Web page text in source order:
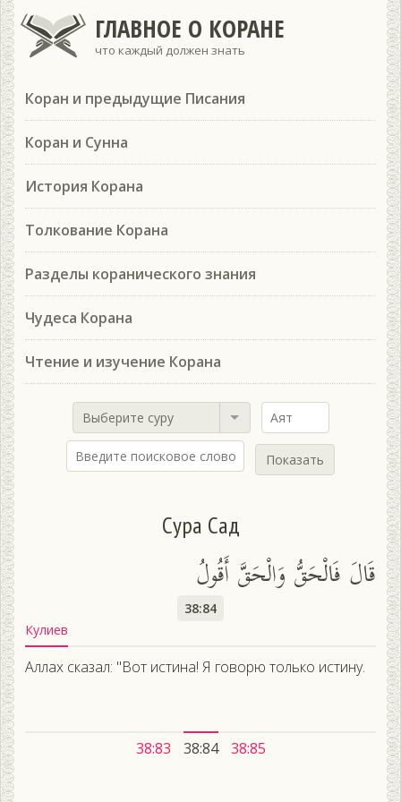
ГЛАВНОЕ О КОРАНЕ
что каждый должен знать
Коран и предыдущие Писания
Коран и Сунна
История Корана
Толкование Корана
Разделы коранического знания
Чудеса Корана
Чтение и изучение Корана
Выберите суру
Показать
Сура Сад
قَالَ فَالْحَقُّ وَالْحَقَّ أَقُولُ
38:84
Кулиев
Аллах сказал: "Вот истина! Я говорю только истину.
38:83 38:84 38:85